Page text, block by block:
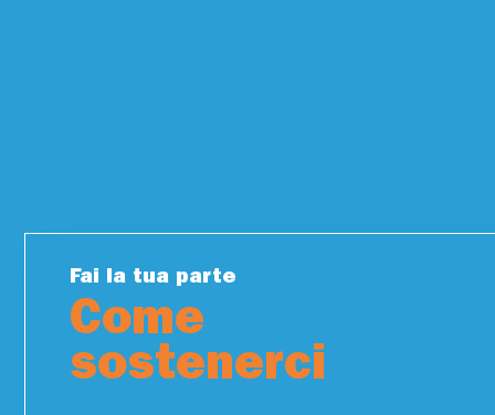
Fai la tua parte
Come
sostenerci
Insieme possiamo
cambiare le cose